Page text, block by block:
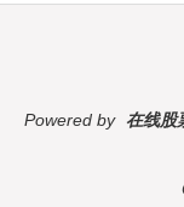
Powered by 在线股